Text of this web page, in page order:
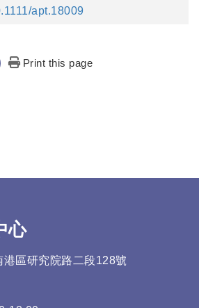
apt.18009
Print this page
心
區研究院路二段128號